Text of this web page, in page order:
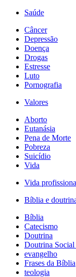
Saúde
Câncer
Depressão
Doença
Drogas
Estresse
Luto
Pornografia
Valores
Aborto
Eutanásia
Pena de Morte
Pobreza
Suicídio
Vida
Vida
Bíblia e
Bíblia
Catecismo
Doutrina
Doutrina Social
evangelho
Frases da Bíblia
teologia